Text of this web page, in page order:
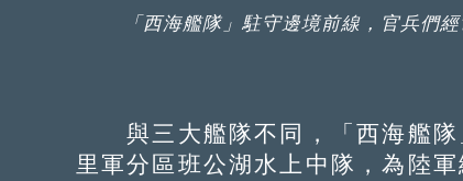
「西海艦隊」駐守邊境前線，官兵們
與三大艦隊不同，「西海艦隊
里軍分區班公湖水上中隊，為陸